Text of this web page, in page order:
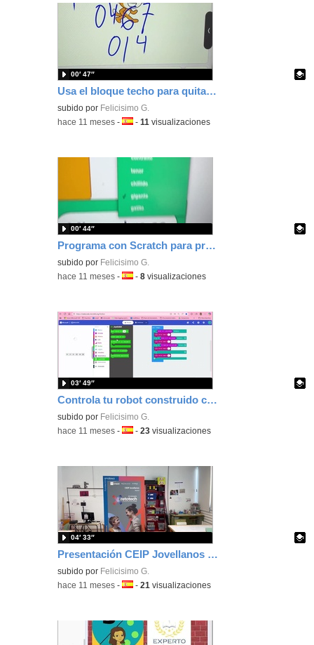
Usa el bloque techo para quitar decimales en una división programando con Scratch
Contenido educativo.
subido por Felicisimo G.
00′ 47″
-hace 11 meses -Idioma:
-11 visualizaciones
Programa con Scratch para preguntar los primeros días del cole por el nombre, comida favorita... usando texto a voz
Contenido educativo.
subido por Felicisimo G.
00′ 44″
-hace 11 meses -Idioma:
-8 visualizaciones
Controla tu robot construido con Nezha y programado con MakeCode con microbit utilizando la radio
Contenido educativo.
subido por Felicisimo G.
03′ 49″
-hace 11 meses -Idioma:
-23 visualizaciones
Presentación CEIP Jovellanos al proyecto RetoTech
Contenido educativo.
subido por Felicisimo G.
04′ 33″
-hace 11 meses -Idioma:
-21 visualizaciones